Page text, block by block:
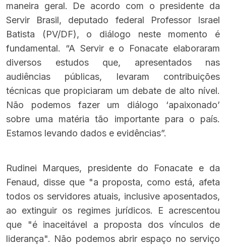
maneira geral. De acordo com o presidente da
Servir Brasil, deputado federal Professor Israel
Batista (PV/DF), o diálogo neste momento é
fundamental. “A Servir e o Fonacate elaboraram
diversos estudos que, apresentados nas
audiências públicas, levaram contribuições
técnicas que propiciaram um debate de alto nível.
Não podemos fazer um diálogo ‘apaixonado’
sobre uma matéria tão importante para o país.
Estamos levando dados e evidências”.
Rudinei Marques, presidente do Fonacate e da
Fenaud, disse que "a proposta, como está, afeta
todos os servidores atuais, inclusive aposentados,
ao extinguir os regimes jurídicos. E acrescentou
que "é inaceitável a proposta dos vínculos de
liderança". Não podemos abrir espaço no serviço